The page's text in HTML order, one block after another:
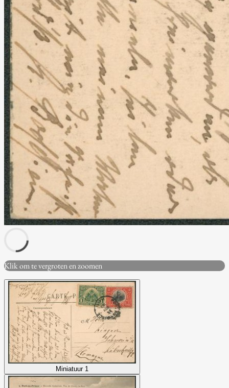
Klik om te vergroten en zoomen
Miniatuur 1